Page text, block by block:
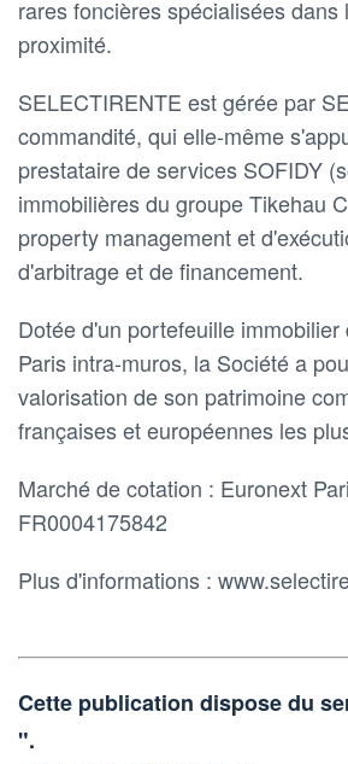
rares foncières spécialisées
proximité.
SELECTIRENTE est gérée par
commandité, qui elle-même
prestataire de services SOFIDY
immobilières du groupe Tikehau
property management et
d'arbitrage et de financement.
Dotée d'un portefeuille
Paris intra-muros, la Société a
valorisation de son patrimoine
françaises et européennes les
Marché de cotation : Euronext
FR0004175842
Plus d'informations :
Cette publication dispose du
".